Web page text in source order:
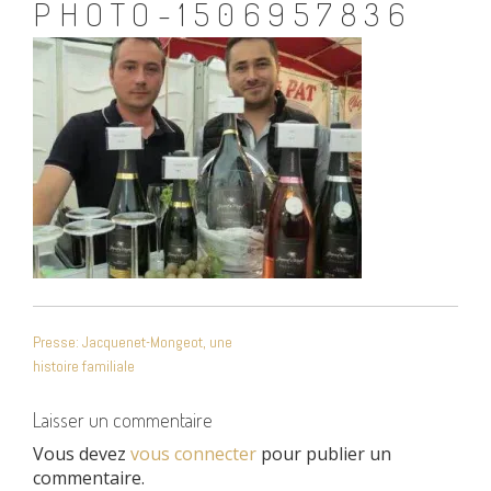
PHOTO-1506957836
DE
Presse: Jacquenet-Mongeot, une
histoire familiale
Laisser un commentaire
Vous devez vous connecter pour publier un
commentaire.